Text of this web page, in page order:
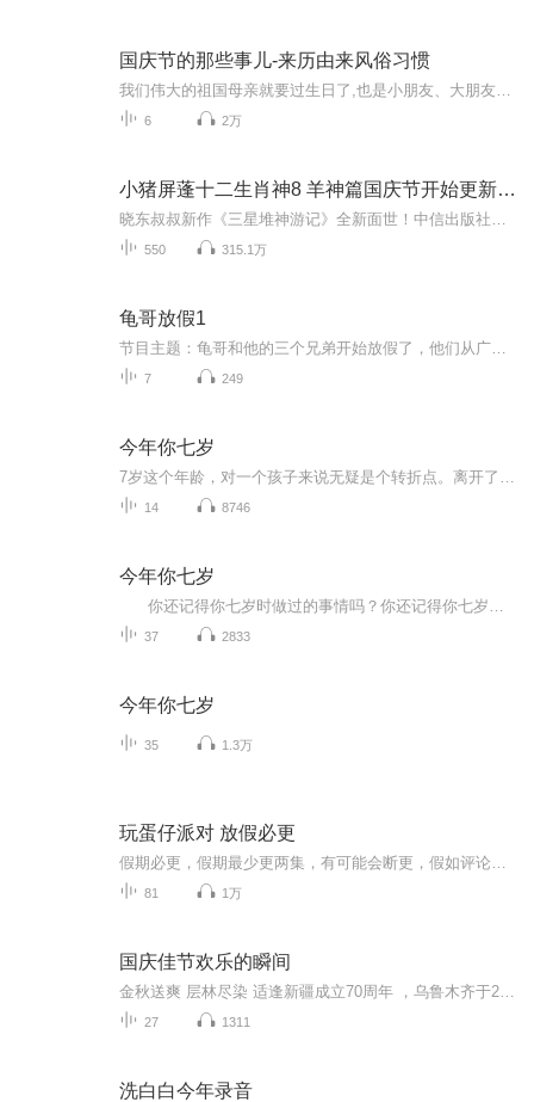
国庆节的那些事儿-来历由来风俗习惯
6 2万
小猪屏蓬十二生肖神8 羊神篇国庆节开始更新啦！
550 315.1万
龟哥放假1
7 249
今年你七岁
14 8746
今年你七岁
37 2833
今年你七岁
35 1.3万
玩蛋仔派对 放假必更
81 1万
国庆佳节欢乐的瞬间
27 1311
洗白白今年录音